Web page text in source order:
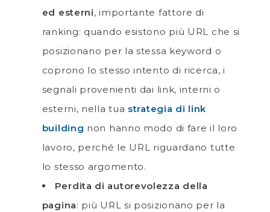
ed esterni, importante fattore di
ranking: quando esistono più URL che si
posizionano per la stessa keyword o
coprono lo stesso intento di ricerca, i
segnali provenienti dai link, interni o
esterni, nella tua strategia di link
building non hanno modo di fare il loro
lavoro, perché le URL riguardano tutte
lo stesso argomento.
Perdita di autorevolezza della
pagina: più URL si posizionano per la